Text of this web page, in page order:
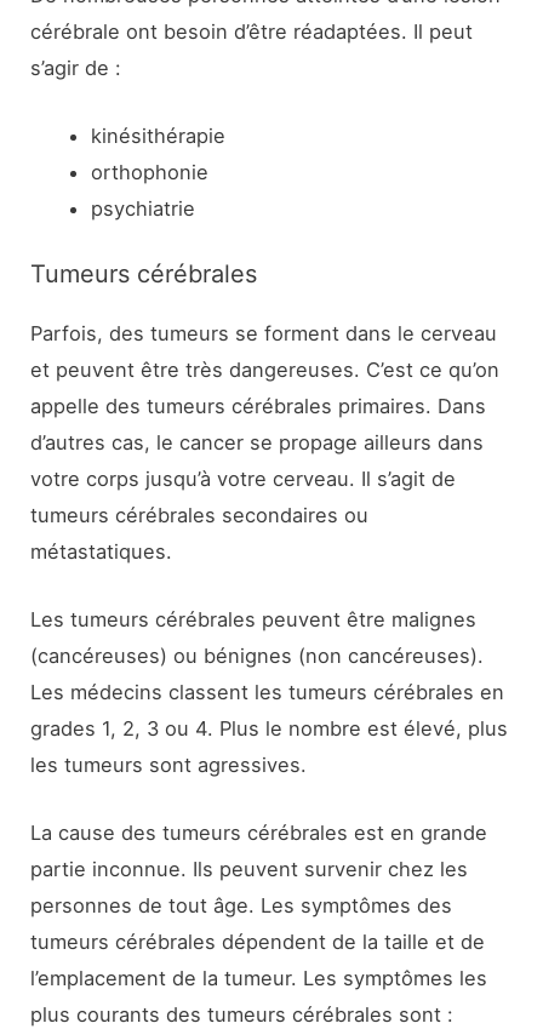
cérébrale ont besoin d’être réadaptées. Il peut
s’agir de :
kinésithérapie
orthophonie
psychiatrie
Tumeurs cérébrales
Parfois, des tumeurs se forment dans le cerveau
et peuvent être très dangereuses. C’est ce qu’on
appelle des tumeurs cérébrales primaires. Dans
d’autres cas, le cancer se propage ailleurs dans
votre corps jusqu’à votre cerveau. Il s’agit de
tumeurs cérébrales secondaires ou
métastatiques.
Les tumeurs cérébrales peuvent être malignes
(cancéreuses) ou bénignes (non cancéreuses).
Les médecins classent les tumeurs cérébrales en
grades 1, 2, 3 ou 4. Plus le nombre est élevé, plus
les tumeurs sont agressives.
La cause des tumeurs cérébrales est en grande
partie inconnue. Ils peuvent survenir chez les
personnes de tout âge. Les symptômes des
tumeurs cérébrales dépendent de la taille et de
l’emplacement de la tumeur. Les symptômes les
plus courants des tumeurs cérébrales sont :